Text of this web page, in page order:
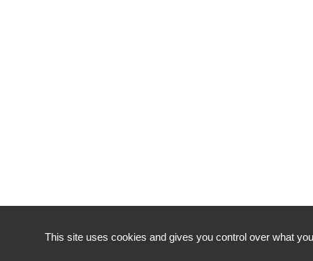
This site uses cookies and gives you control over what